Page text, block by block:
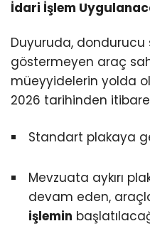
İdari İşlem
Duyuruda,
göstermeyen araç
müeyyidelerin yolda
2026 tarihinden
Standart plakaya
Mevzuata aykırı
devam eden,
işlemin